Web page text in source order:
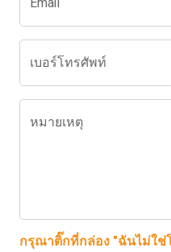
เบอร์โทรศัพท์
หมายเหตุ
กรุณาติ๊กที่กล่อง "ฉันไม่ใช่